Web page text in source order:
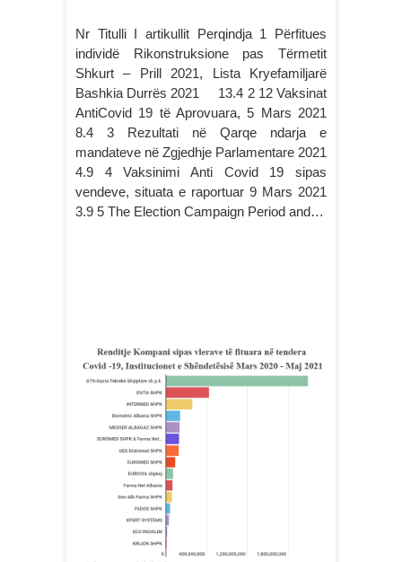
Nr Titulli I artikullit Perqindja 1 Përfitues
individë Rikonstruksione pas Tërmetit
Shkurt – Prill 2021, Lista Kryefamiljarë
Bashkia Durrës 2021 13.4 2 12 Vaksinat
AntiCovid 19 të Aprovuara, 5 Mars 2021
8.4 3 Rezultati në Qarqe ndarja e
mandateve në Zgjedhje Parlamentare 2021
4.9 4 Vaksinimi Anti Covid 19 sipas
vendeve, situata e raportuar 9 Mars 2021
3.9 5 The Election Campaign Period and…